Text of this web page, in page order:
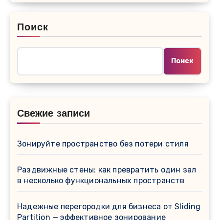
Поиск
Поиск
Свежие записи
Зонируйте пространство без потери стиля
Раздвижные стены: как превратить один зал
в несколько функциональных пространств
Надежные перегородки для бизнеса от Sliding
Partition — эффективное зонирование